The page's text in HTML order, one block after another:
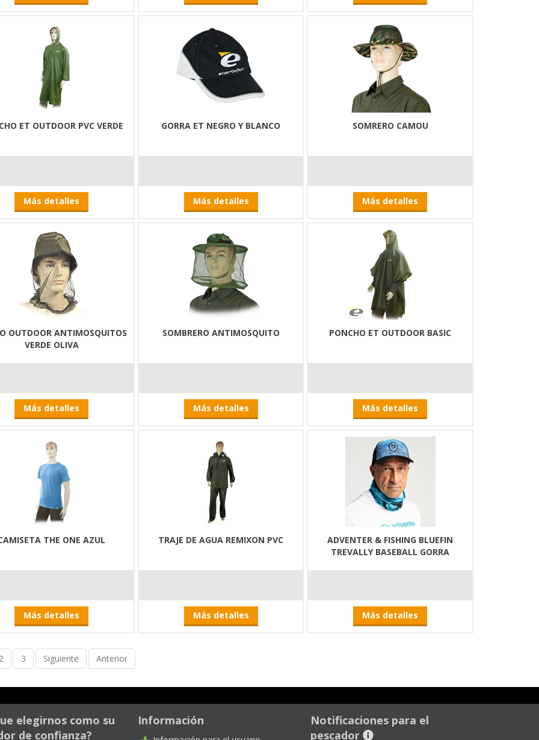
ET OUTDOOR PVC VERDE
Más detalles
GORRA ET NEGRO Y BLANCO
Más detalles
SOMRERO CAMOU
Más detalles
OUTDOOR ANTIMOSQUITOS
VERDE OLIVA
Más detalles
SOMBRERO ANTIMOSQUITO
Más detalles
PONCHO ET OUTDOOR BASIC
Más detalles
THE ONE AZUL
Más detalles
TRAJE DE AGUA REMIXON PVC
Más detalles
ADVENTER & FISHING BLUEFIN
TREVALLY BASEBALL GORRA
Más detalles
3 Siguiente Anterior
elegirnos como su
de confianza?
Información
Notificaciones para el
pescador